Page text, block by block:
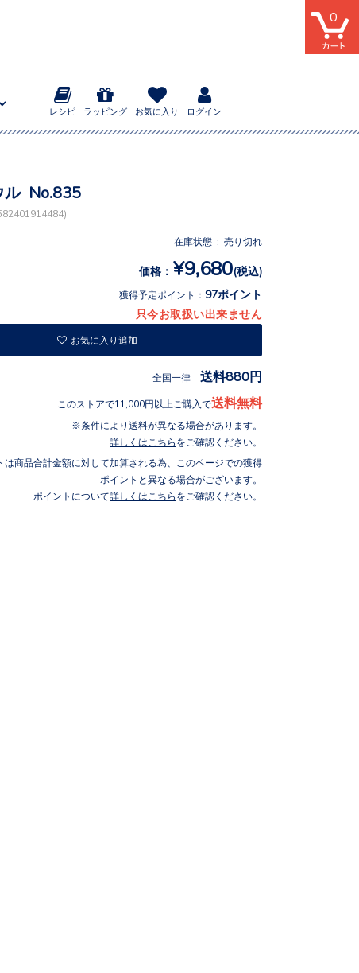
レシピ ラッピング お気に入り ログイン
0
ル No.835
在庫状態 : 売り切れ
価格： ¥9,680(税込)
獲得予定ポイント： 97ポイント
只今お取扱い出来ません
お気に入り追加
全国一律 送料880円
このストアで11,000円以上ご購入で送料無料
条件により送料が異なる場合があります。
詳しくはこちら をご確認ください。
は商品合計金額に対して加算される為、このページでの獲得
ポイントと異なる場合がございます。
ポイントについて詳しくはこちら をご確認ください。